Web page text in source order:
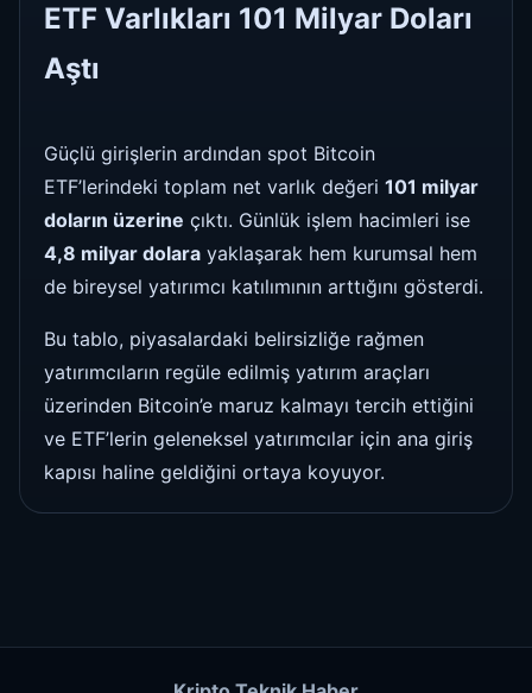
ETF Varlıkları 101 Milyar Doları
Aştı
Güçlü girişlerin ardından spot Bitcoin
ETF’lerindeki toplam net varlık değeri 101 milyar
doların üzerine çıktı. Günlük işlem hacimleri ise
4,8 milyar dolara yaklaşarak hem kurumsal hem
de bireysel yatırımcı katılımının arttığını gösterdi.
Bu tablo, piyasalardaki belirsizliğe rağmen
yatırımcıların regüle edilmiş yatırım araçları
üzerinden Bitcoin’e maruz kalmayı tercih ettiğini
ve ETF’lerin geleneksel yatırımcılar için ana giriş
kapısı haline geldiğini ortaya koyuyor.